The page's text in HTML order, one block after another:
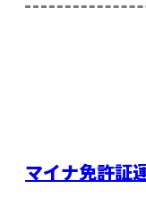
マイナ免許証